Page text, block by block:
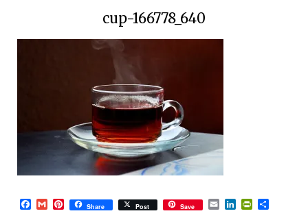
cup-166778_640
Facebook
GmailPinterest
Share Post Save EmailLinkedIn